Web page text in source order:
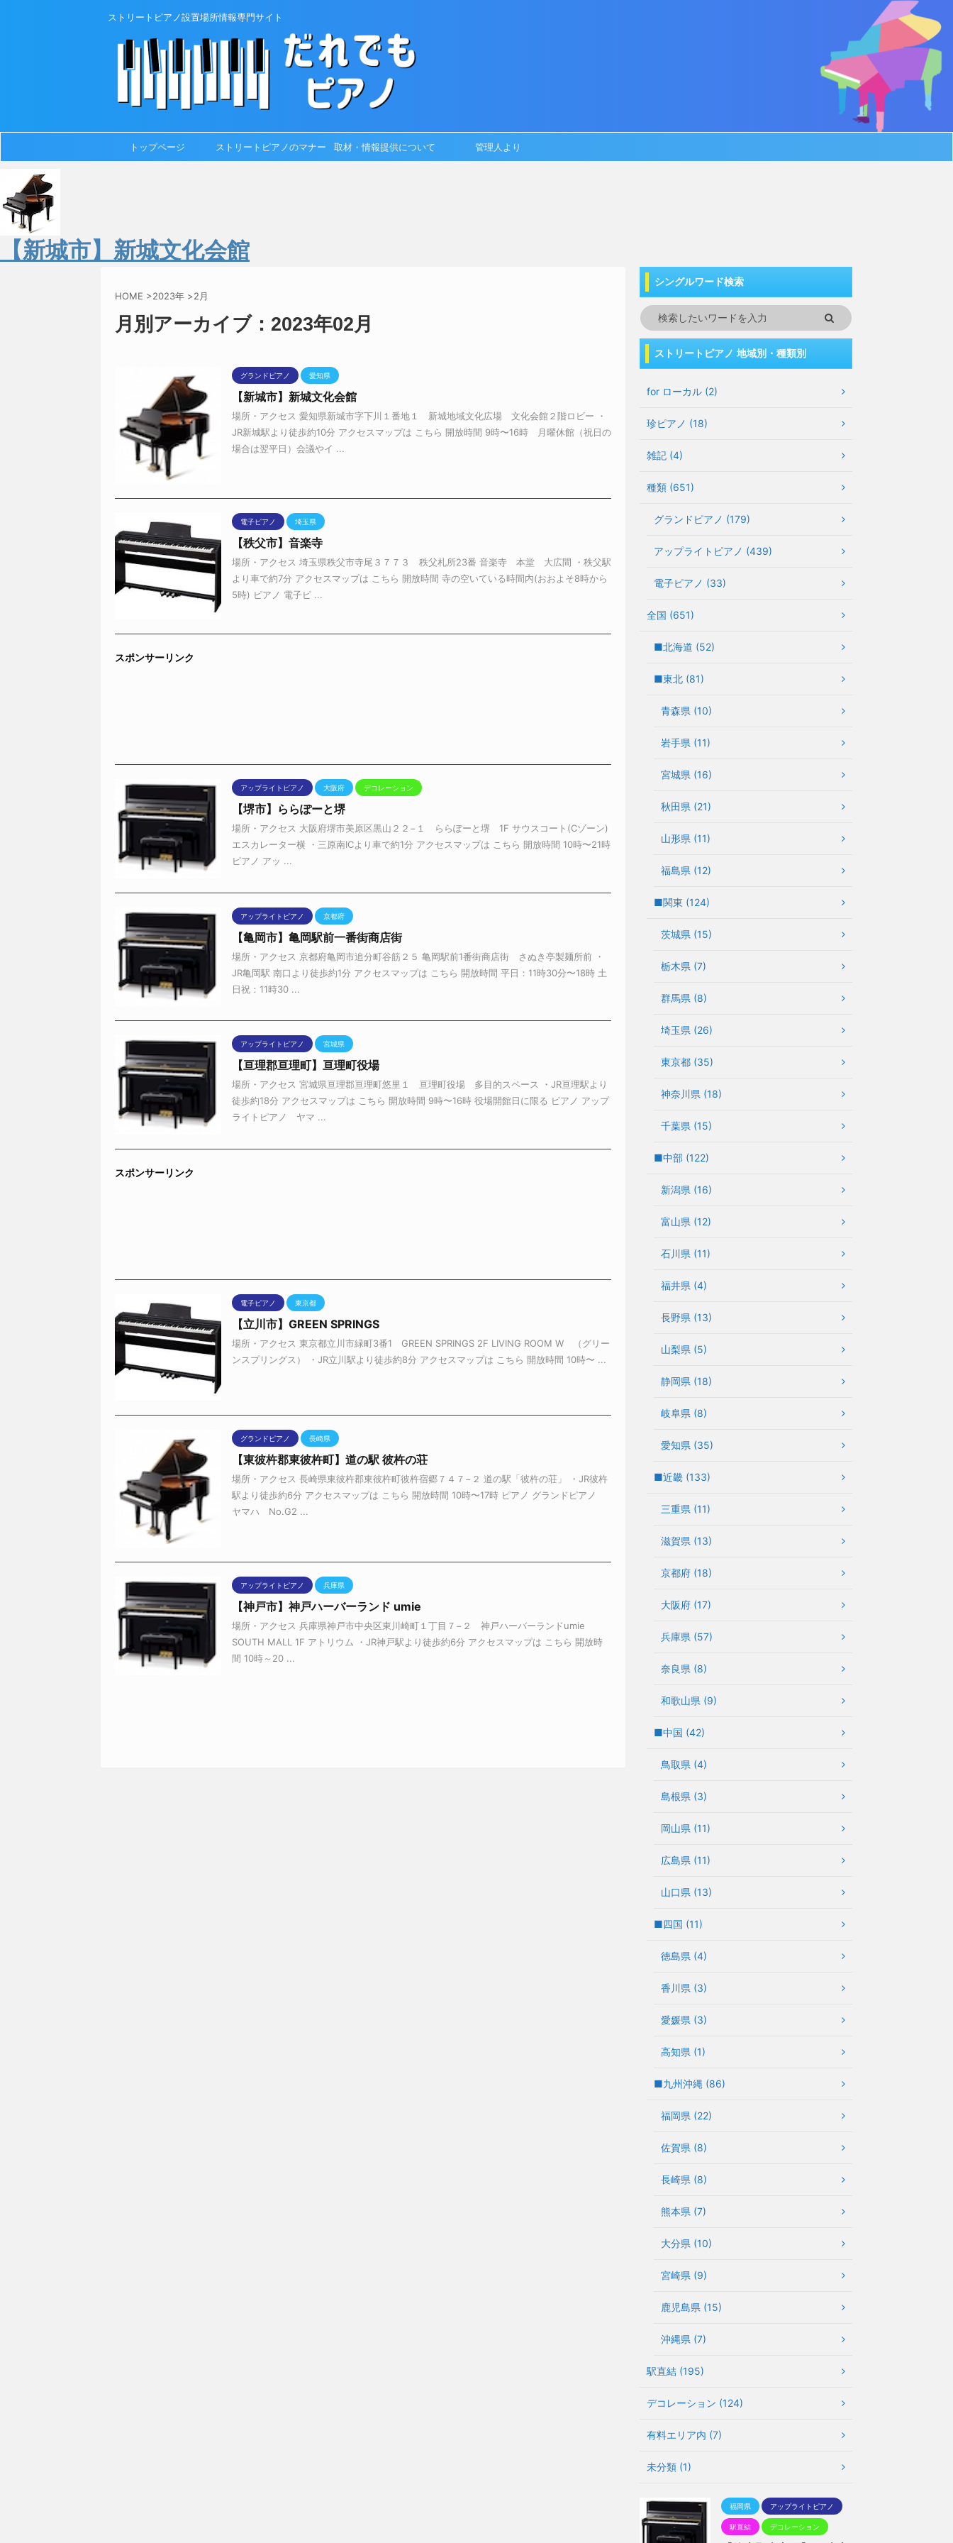
ストリートピアノ設置場所情報専門サイト
トップページ ストリートピアノのマナー 取材・情報提供について 管理人より
【新城市】新城文化会館
HOME >2023年 >2月
月別アーカイブ：2023年02月
グランドピアノ 愛知県
【新城市】新城文化会館
場所・アクセス 愛知県新城市字下川１番地１ 新城地域文化広場 文化会館２階ロビー ・
JR新城駅より徒歩約10分 アクセスマップは こちら 開放時間 9時〜16時 月曜休館（祝日の
場合は翌平日）会議やイ ...
電子ピアノ 埼玉県
【秩父市】音楽寺
場所・アクセス 埼玉県秩父市寺尾３７７３ 秩父札所23番 音楽寺 本堂 大広間 ・秩父駅
より車で約7分 アクセスマップは こちら 開放時間 寺の空いている時間内(おおよそ8時から
5時) ピアノ 電子ピ ...
スポンサーリンク
アップライトピアノ 大阪府 デコレーション
【堺市】ららぽーと堺
場所・アクセス 大阪府堺市美原区黒山２２−１ ららぽーと堺 1F サウスコート(Cゾーン)
エスカレーター横 ・三原南ICより車で約1分 アクセスマップは こちら 開放時間 10時〜21時
ピアノ アッ ...
アップライトピアノ 京都府
【亀岡市】亀岡駅前一番街商店街
場所・アクセス 京都府亀岡市追分町谷筋２５ 亀岡駅前1番街商店街 さぬき亭製麺所前 ・
JR亀岡駅 南口より徒歩約1分 アクセスマップは こちら 開放時間 平日：11時30分〜18時 土
日祝：11時30 ...
アップライトピアノ 宮城県
【亘理郡亘理町】亘理町役場
場所・アクセス 宮城県亘理郡亘理町悠里１ 亘理町役場 多目的スペース ・JR亘理駅より
徒歩約18分 アクセスマップは こちら 開放時間 9時〜16時 役場開館日に限る ピアノ アップ
ライトピアノ ヤマ ...
スポンサーリンク
電子ピアノ 東京都
【立川市】GREEN SPRINGS
場所・アクセス 東京都立川市緑町3番1 GREEN SPRINGS 2F LIVING ROOM W （グリー
ンスプリングス） ・JR立川駅より徒歩約8分 アクセスマップは こちら 開放時間 10時〜 ...
グランドピアノ 長崎県
【東彼杵郡東彼杵町】道の駅 彼杵の荘
場所・アクセス 長崎県東彼杵郡東彼杵町彼杵宿郷７４７−２ 道の駅「彼杵の荘」 ・JR彼杵
駅より徒歩約6分 アクセスマップは こちら 開放時間 10時〜17時 ピアノ グランドピアノ
ヤマハ No.G2 ...
アップライトピアノ 兵庫県
【神戸市】神戸ハーバーランド umie
場所・アクセス 兵庫県神戸市中央区東川崎町１丁目７−２ 神戸ハーバーランドumie
SOUTH MALL 1F アトリウム ・JR神戸駅より徒歩約6分 アクセスマップは こちら 開放時
間 10時～20 ...
シングルワード検索
ストリートピアノ 地域別・種類別
for ローカル (2)
珍ピアノ (18)
雑記 (4)
種類 (651)
グランドピアノ (179)
アップライトピアノ (439)
電子ピアノ (33)
全国 (651)
■北海道 (52)
■東北 (81)
青森県 (10)
岩手県 (11)
宮城県 (16)
秋田県 (21)
山形県 (11)
福島県 (12)
■関東 (124)
茨城県 (15)
栃木県 (7)
群馬県 (8)
埼玉県 (26)
東京都 (35)
神奈川県 (18)
千葉県 (15)
■中部 (122)
新潟県 (16)
富山県 (12)
石川県 (11)
福井県 (4)
長野県 (13)
山梨県 (5)
静岡県 (18)
岐阜県 (8)
愛知県 (35)
■近畿 (133)
三重県 (11)
滋賀県 (13)
京都府 (18)
大阪府 (17)
兵庫県 (57)
奈良県 (8)
和歌山県 (9)
■中国 (42)
鳥取県 (4)
島根県 (3)
岡山県 (11)
広島県 (11)
山口県 (13)
■四国 (11)
徳島県 (4)
香川県 (3)
愛媛県 (3)
高知県 (1)
■九州沖縄 (86)
福岡県 (22)
佐賀県 (8)
長崎県 (8)
熊本県 (7)
大分県 (10)
宮崎県 (9)
鹿児島県 (15)
沖縄県 (7)
駅直結 (195)
デコレーション (124)
有料エリア内 (7)
未分類 (1)
福岡県 アップライトピアノ
駅直結 デコレーション